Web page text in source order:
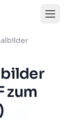
zum